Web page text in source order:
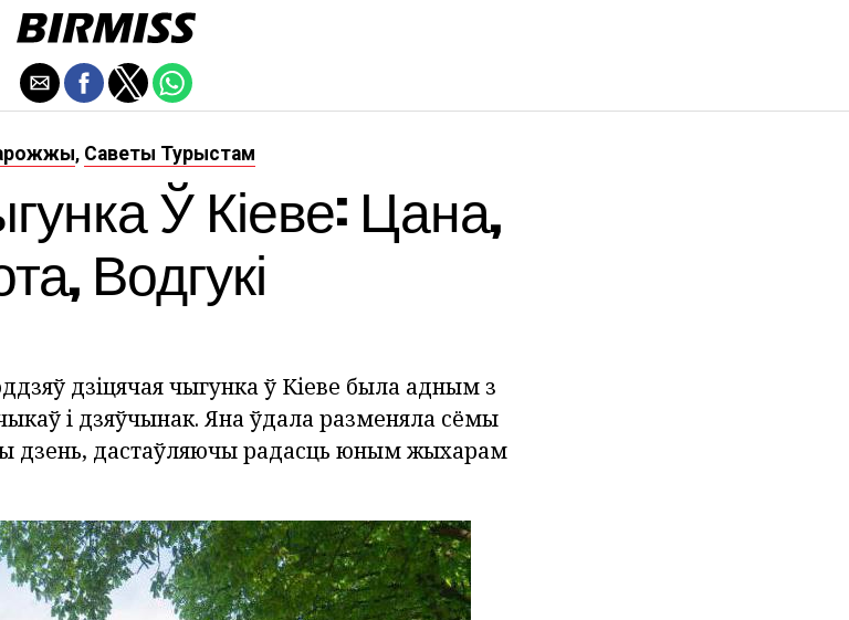
, Саветы Турыстам
Ў Кіеве: Цана,
Водгукі
дзіцячая чыгунка ў Кіеве была адным з
і дзяўчынак. Яна ўдала разменяла сёмы
дзень, дастаўляючы радасць юным жыхарам